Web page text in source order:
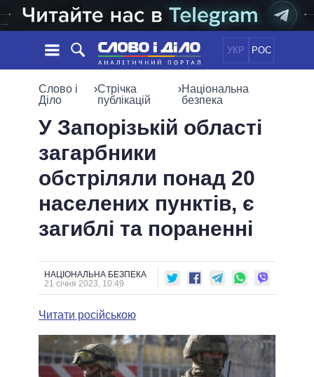
УКР РОС
НОВИНИ
СТРІЧКА
СТАТТІ
ДУМКИ
ОГЛЯДИ
ДАЙДЖЕСТИ
ПОЛІТИКА
СВІТ
ОБIЦЯНКИ
ПОЛIТИКИ
УСІ ПОЛІТИКИ
ПРЕЗИДЕНТ І ОФІС
ВЕРХОВНА РАДА
ГОЛОВИ ОБЛАДМІНІСТРАЦІЙ
МЕРИ МІСТ
ІНФОГРАФІКА
ВІДЕО
ПІДТРИМАТИ
ПОРІВНЯННЯ ПОЛІТИКІВ
Слово і
Діло
›Стрічка
публікацій
›Національна
безпека
У Запорізькій області
загарбники
обстріляли понад 20
населених пунктів, є
загиблі та пораненні
НАЦІОНАЛЬНА БЕЗПЕКА
21 січня 2023, 10:49
Читати російською